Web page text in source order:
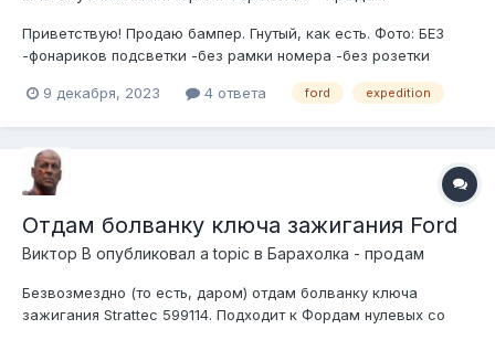
Приветствую! Продаю бампер. Гнутый, как есть. Фото: БЕЗ
-фонариков подсветки -без рамки номера -без розетки
встроенного фаркопа (утеряна до меня, в 13-м веке). Цена...
9 декабря, 2023 4 ответа ford expedition
Отдам болванку ключа зажигания Ford
Виктор В опубликовал a topic в Барахолка - продам
Безвозмездно (то есть, даром) отдам болванку ключа
зажигания Strattec 599114. Подходит к Фордам нулевых со